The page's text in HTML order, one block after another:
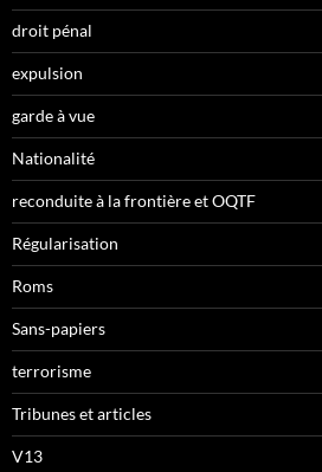
droit pénal
expulsion
garde à vue
Nationalité
reconduite à la frontière et OQTF
Régularisation
Roms
Sans-papiers
terrorisme
Tribunes et articles
V13